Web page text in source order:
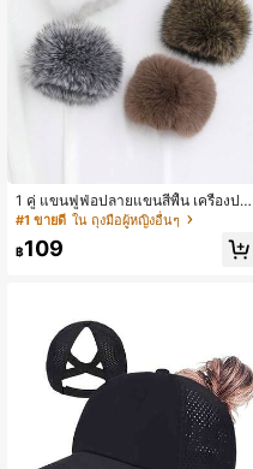
1 คู่ แขนฟูฟ่อปลายแขนสีพื้น เครื่องประ
ดับใส่ในฤดูใบไม้ร่วง/ฤดูหนาว สำหรับผู้
หญิง ฮัลโลวีน
#1 ขายดี ใน ถุงมือผู้หญิงอื่นๆ
฿109